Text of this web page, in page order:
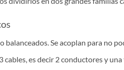
balanceados. Se acoplan para no
cables, es decir 2 conductores y